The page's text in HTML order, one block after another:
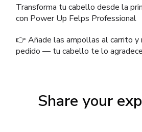
Transforma tu cabello desde la
con Power Up Felps Professional
👉 Añade las ampollas al carrito y
pedido — tu cabello te lo
Share your